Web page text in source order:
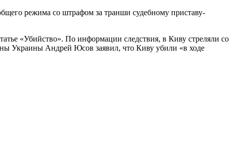
режима со штрафом за транши судебному приставу-
«Убийство». По информации следствия, в Киву стреляли со
Украины Андрей Юсов заявил, что Киву убили «в ходе